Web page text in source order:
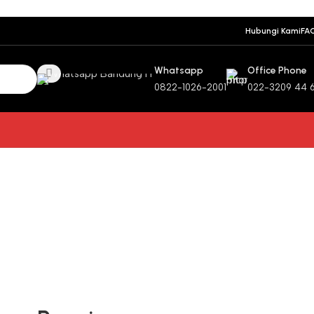
Hubungi Kami
Whatsapp
0822-1026-2001
Office Phone
022-3209 44